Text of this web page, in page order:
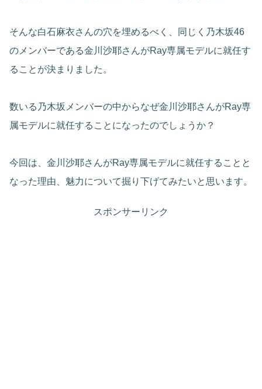
そんな白石麻衣さんの穴を埋めるべく、同じく乃木坂46
のメンバーである金川沙耶さんがRay専属モデルに就任す
ることが決まりました。
数いる乃木坂メンバーの中からなぜ金川沙耶さんがRay専
属モデルに就任することになったのでしょうか？
今回は、金川沙耶さんがRay専属モデルに就任することと
なった理由、魅力について掘り下げてみたいと思います。
スポンサーリンク